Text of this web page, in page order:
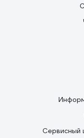
Сервисный